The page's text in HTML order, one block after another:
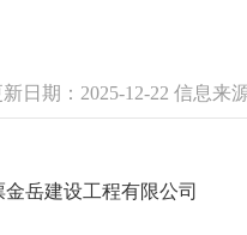
新日期：2025-12-22 信息
北票金岳建